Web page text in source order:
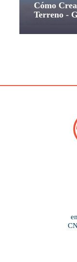
Cómo
Terreno -